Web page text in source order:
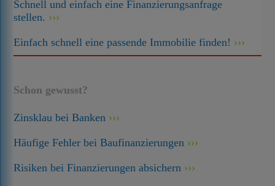
Schnell und einfach eine Finanzierungsanfrage
stellen.
Einfach schnell eine passende Immobilie finden!
Schon gewusst?
Zinsklau bei Banken
Häufige Fehler bei Baufinanzierungen
Risiken bei Finanzierungen absichern